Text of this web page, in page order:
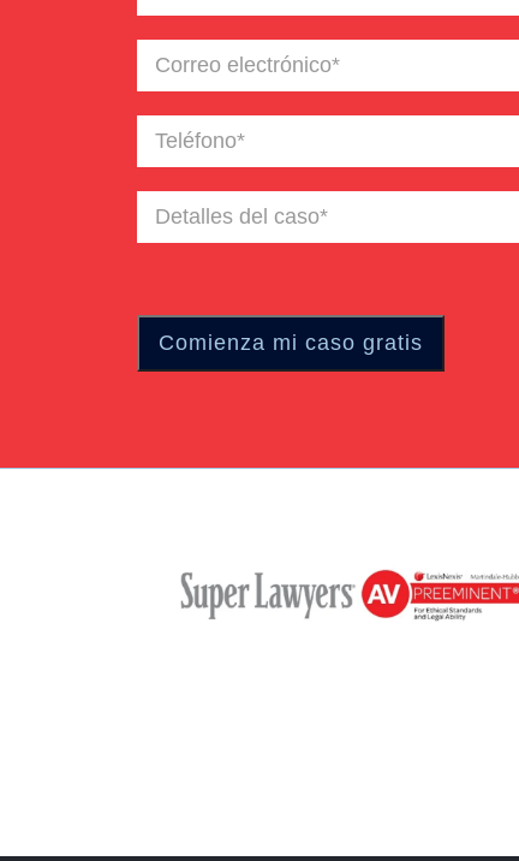
Correo
electrónico(Required)
Teléfono(Required)
Detalles
del